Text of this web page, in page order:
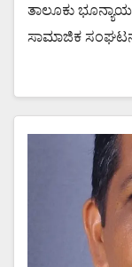
ತಾಲೂಕು
ಸಾಮಾಜಿಕ